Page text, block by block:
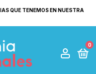
QUE TENEMOS EN NUESTRA
0